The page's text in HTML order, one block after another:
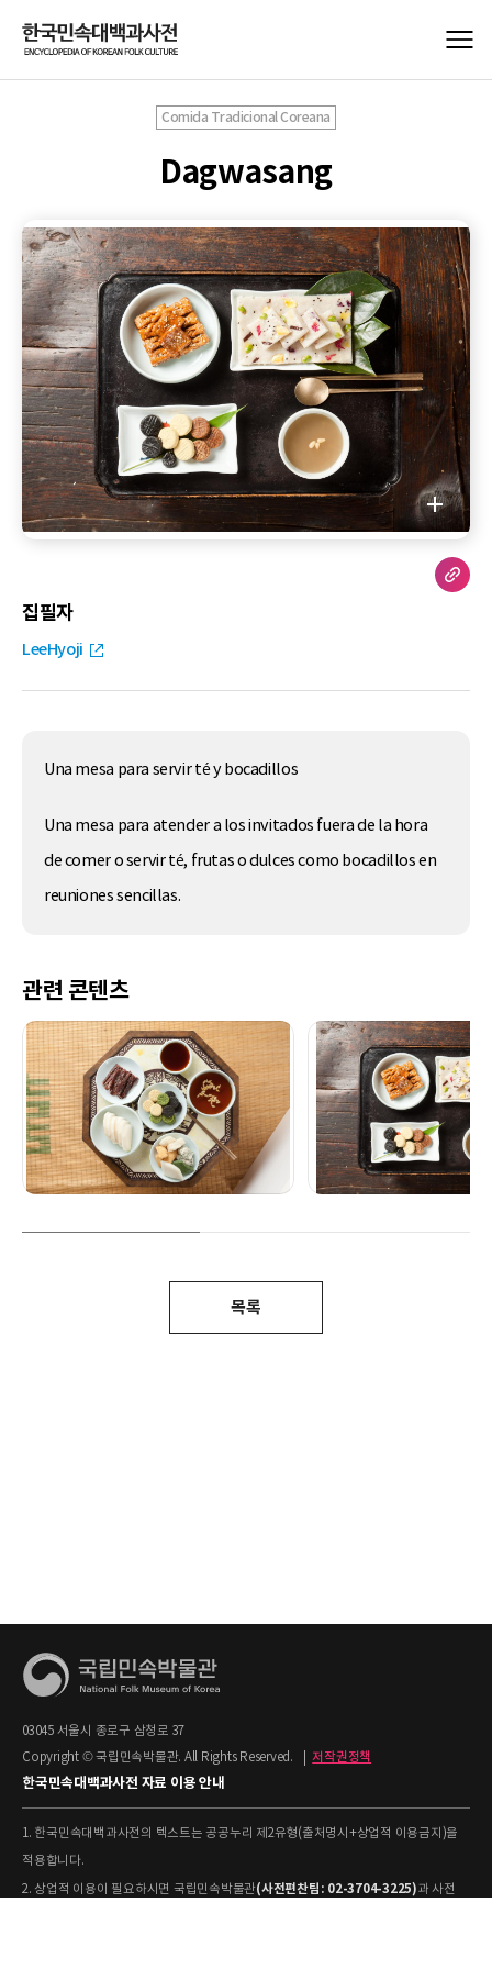
Comida Tradicional Coreana
Dagwasang
집필자
LeeHyoji
Una mesa para servir té y bocadillos
Una mesa para atender a los invitados fuera de la hora
de comer o servir té, frutas o dulces como bocadillos en
reuniones sencillas.
관련 콘텐츠
목록
03045 서울시 종로구 삼청로 37
Copyright © 국립민속박물관. All Rights Reserved.
저작권정책
한국민속대백과사전 자료 이용 안내
1. 한국민속대백과사전의 텍스트는 공공누리 제2유형(출처명시+상업적 이용금지)을
적용합니다.
2. 상업적 이용이 필요하시면 국립민속박물관(사전편찬팀: 02-3704-3225)과 사전